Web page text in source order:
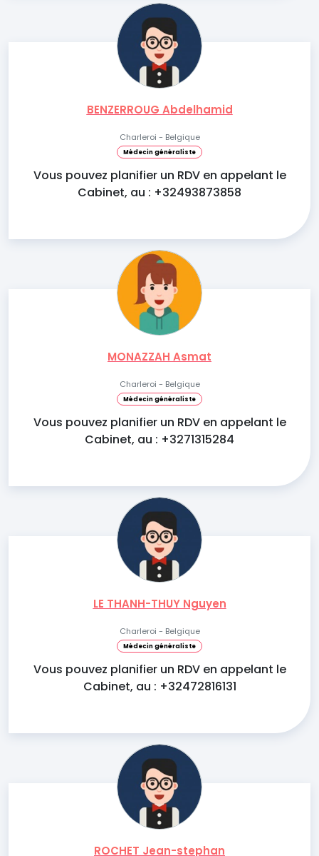
BENZERROUG Abdelhamid
Charleroi - Belgique
Médecin généraliste
Vous pouvez planifier un RDV en appelant le
Cabinet, au : +32493873858
MONAZZAH Asmat
Charleroi - Belgique
Médecin généraliste
Vous pouvez planifier un RDV en appelant le
Cabinet, au : +3271315284
LE THANH-THUY Nguyen
Charleroi - Belgique
Médecin généraliste
Vous pouvez planifier un RDV en appelant le
Cabinet, au : +32472816131
ROCHET Jean-stephan